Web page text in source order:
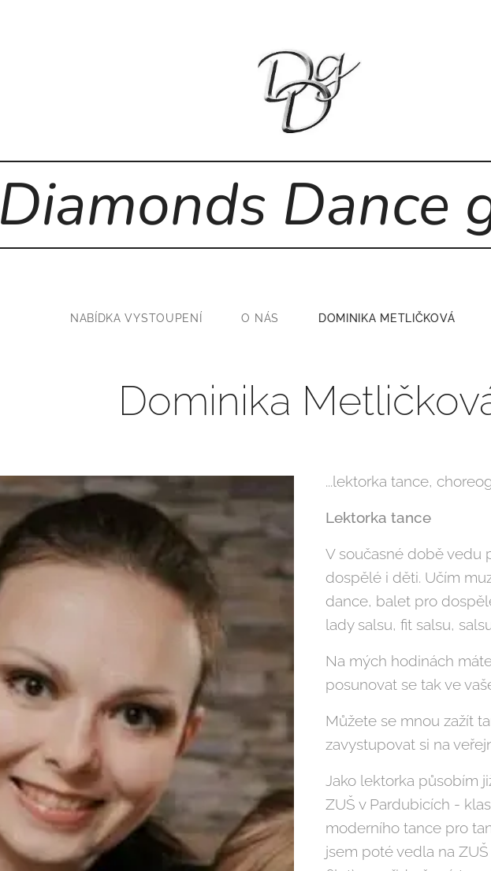
Diamonds Dance
NABÍDKA VYSTOUPENÍ O NÁS DOMINIKA METLIČKOVÁ
Dominika
...lektorka tance,
Lektorka tance
V současné době vedu
dospělé i děti. Učím
dance, balet pro
lady salsu, fit salsu,
Na mých hodinách
posunovat se tak ve
Můžete se mnou zažít
zavystupovat si na
Jako lektorka působím
ZUŠ v Pardubicích -
moderního tance pro
jsem poté vedla na